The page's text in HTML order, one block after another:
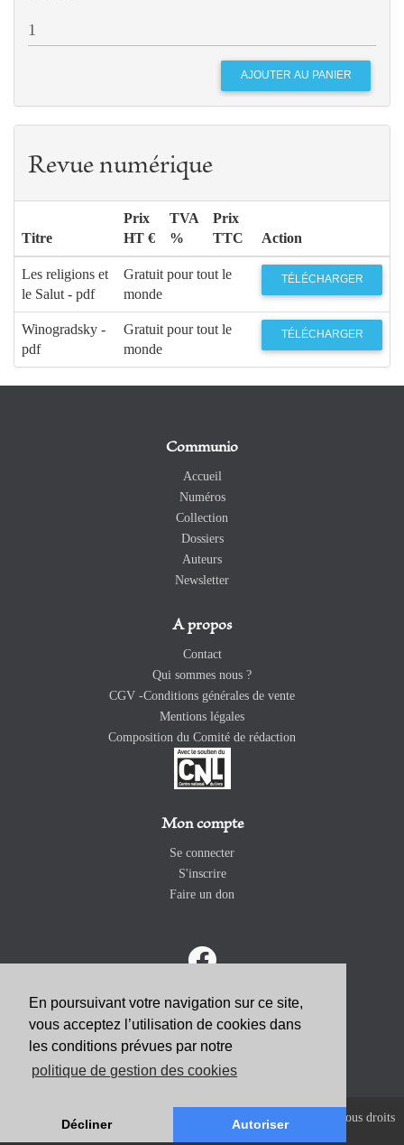
En poursuivant votre navigation sur ce site,
vous acceptez l’utilisation de cookies dans
les conditions prévues par notre
politique de gestion des cookies
Décliner Autoriser
Revue numérique
Titre
Prix
HT €
TVA
%
Prix
TTC
Action
Les religions et
le Salut - pdf
Gratuit pour tout le
monde
TÉLÉCHARGER
Winogradsky -
pdf
Gratuit pour tout le
monde
TÉLÉCHARGER
Communio
Accueil
Numéros
Collection
Dossiers
Auteurs
Newsletter
A propos
Contact
Qui sommes nous ?
CGV -Conditions générales de vente
Mentions légales
Composition du Comité de rédaction
Mon compte
Se connecter
S'inscrire
Faire un don
ABONNEZ-VOUS
Copyright 2026 Revue Catholique Internationale COMMUNIO. Tous droits